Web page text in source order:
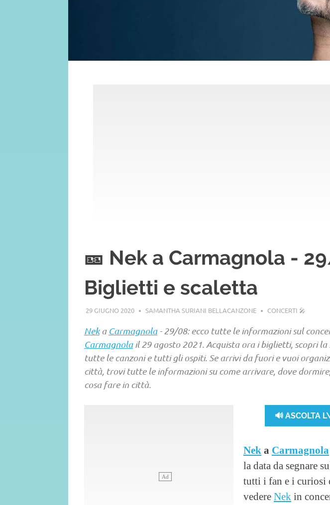
🎫 Nek a Carmagnola -
Biglietti e scaletta
29 GIUGNO 2020 SAMANTHA SURIANI BELLACANZONE CONCERTI 🎤
Neka Carmagnola- 29/08: ecco tutte le informazioni sul
Carmagnolail 29 agosto 2021. Acquista ora i biglietti, scopri
tutte le canzoni e tutti gli ospiti. Se arrivi da fuori e vuoi
città, trovi tutte le informazioni su come arrivare, dove
cosa fare in città.
🔊 ASCOLTA
Nek a Carmagnola
la data da segnare
tutti i fan e i curiosi
vedere Nek in